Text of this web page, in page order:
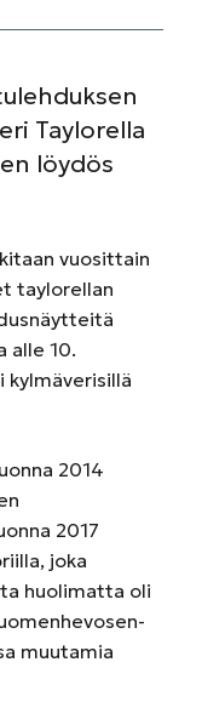
Taylorella
löydös
vuosittain
taylorellan
alle 10.
kylmäverisillä
2014
2017
joka
huolimatta oli
muutamia